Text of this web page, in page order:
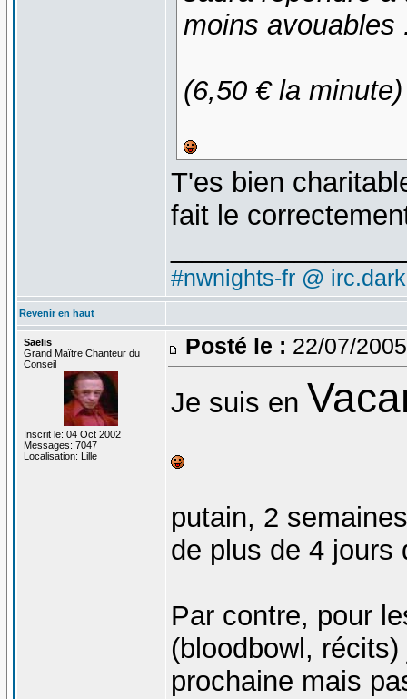
moins avouables
(6,50 € la minute)
T'es bien
fait le
#nwnights-fr @
Revenir en haut
Saelis
Grand Maître Chanteur du
Conseil
Inscrit le: 04 Oct 2002
Messages: 7047
Localisation: Lille
Posté le : 22/07/
Je suis en
putain, 2
de plus de 4 jours
Par contre, pour
(bloodbowl,
prochaine mais